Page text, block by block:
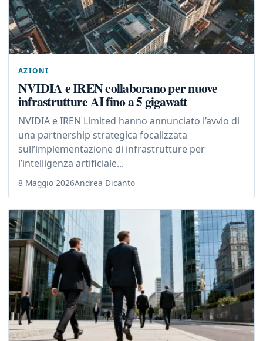
AZIONI
NVIDIA e IREN collaborano per nuove
infrastrutture AI fino a 5 gigawatt
NVIDIA e IREN Limited hanno annunciato l’avvio di
una partnership strategica focalizzata
sull’implementazione di infrastrutture per
l’intelligenza artificiale...
8 Maggio 2026Andrea Dicanto